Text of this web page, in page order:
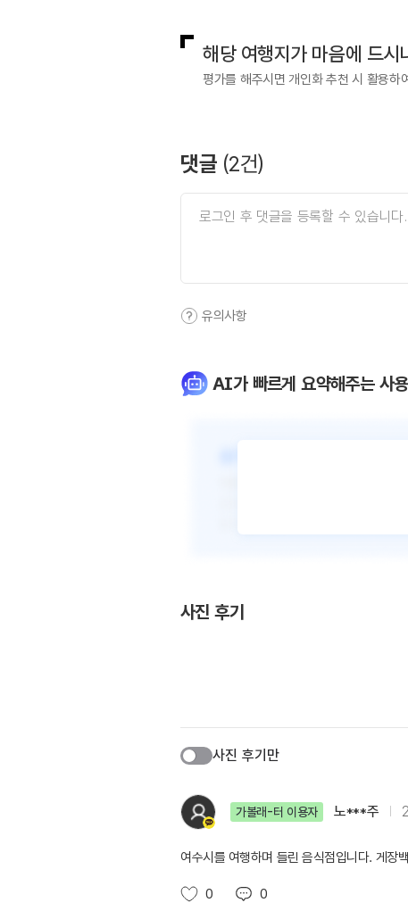
해당 여행지가 마음에 드시
평가를 해주시면 개인화 추천 시 활용하
댓글 (2건)
유의사항
AI가 빠르게 요약해주는 사
사진 후기
사진 후기만
가볼래-터 이용자 노***주
여수시를 여행하며 들린 음식점입니다. 게장
0 0